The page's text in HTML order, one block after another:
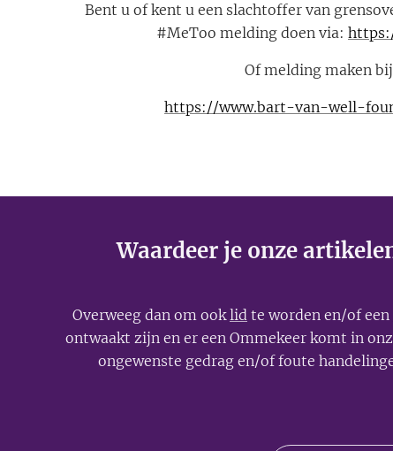
Bent u of kent u een slachtoffer van
#MeToo melding doen via:
Of melding maken
https://www.bart-van-well-
Waardeer je onze
Overweeg dan om ooklid te worden en/of een
ontwaakt zijn en er een Ommekeer komt in
ongewenste gedrag en/of foute